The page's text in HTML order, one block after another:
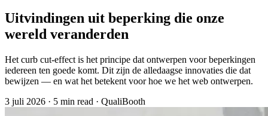
Uitvindingen uit beperking die onze
wereld veranderden
Het curb cut-effect is het principe dat ontwerpen voor beperkingen
iedereen ten goede komt. Dit zijn de alledaagse innovaties die dat
bewijzen — en wat het betekent voor hoe we het web ontwerpen.
3 juli 2026 · 5 min read · QualiBooth